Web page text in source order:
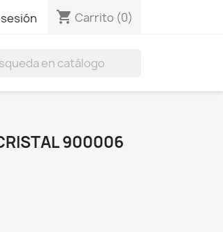
shopping_cart Carrito (0)
900006